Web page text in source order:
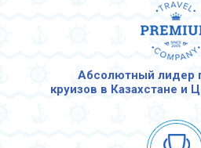
Абсолютный лидер
круизов в Казахстане и